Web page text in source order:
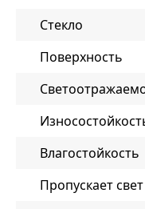
Стекло
Поверхность
Влагостойкость
Пропускает свет